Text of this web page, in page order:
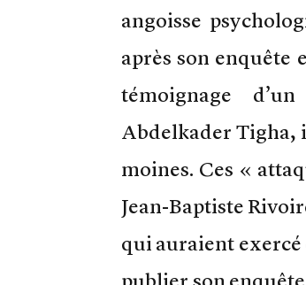
angoisse
après son enquête
témoignage
Abdelkader Tigha,
moines. Ces «
Jean-Baptiste
qui auraient exercé